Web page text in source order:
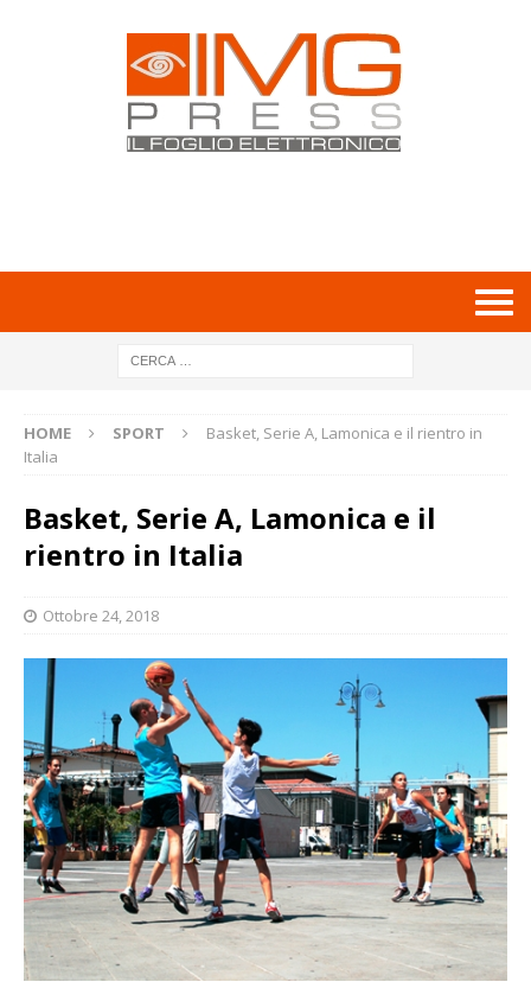
HOME SPORT
Basket, Serie A, Lamonica e il rientro in
Italia
Basket, Serie A, Lamonica e il
rientro in Italia
Ottobre 24, 2018